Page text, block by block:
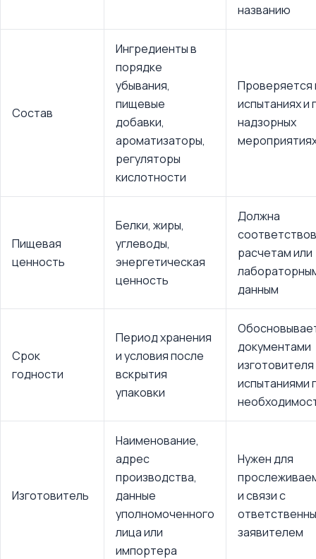
названию
Состав
Ингредиенты в
порядке
убывания,
пищевые
добавки,
ароматизаторы,
регуляторы
кислотности
Проверяется
испытаниях и
надзорных
Пищевая
ценность
Белки, жиры,
углеводы,
энергетическая
ценность
Должна
расчетам или
данным
Срок
годности
Период хранения
и условия после
вскрытия
упаковки
документами
изготовителя
испытаниями
Изготовитель
Наименование,
адрес
производства,
данные
уполномоченного
лица или
импортера
Нужен для
и связи с
заявителем